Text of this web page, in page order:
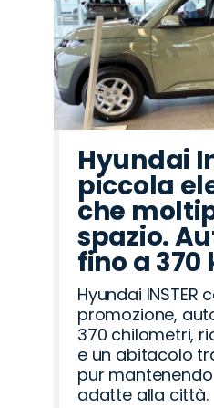
Hyundai
piccola
che
spazio.
fino a 370
Hyundai INSTER
promozione,
370 chilometri,
e un abitacolo
pur
adatte alla città.